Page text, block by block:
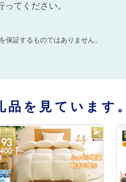
ってください。
証するものではありません。
を見ています。